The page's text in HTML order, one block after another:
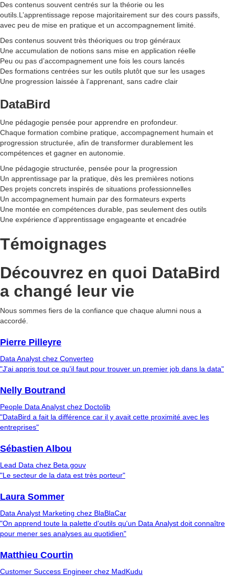
Des contenus souvent centrés sur la théorie ou les
outils.L’apprentissage repose majoritairement sur des cours passifs,
avec peu de mise en pratique et un accompagnement limité.
Des contenus souvent très théoriques ou trop généraux
Une accumulation de notions sans mise en application réelle
Peu ou pas d’accompagnement une fois les cours lancés
Des formations centrées sur les outils plutôt que sur les usages
Une progression laissée à l’apprenant, sans cadre clair
DataBird
Une pédagogie pensée pour apprendre en profondeur.
Chaque formation combine pratique, accompagnement humain et
progression structurée, afin de transformer durablement les
compétences et gagner en autonomie.
Une pédagogie structurée, pensée pour la progression
Un apprentissage par la pratique, dès les premières notions
Des projets concrets inspirés de situations professionnelles
Un accompagnement humain par des formateurs experts
Une montée en compétences durable, pas seulement des outils
Une expérience d’apprentissage engageante et encadrée
Témoignages
Découvrez en quoi DataBird
a changé leur vie
Nous sommes fiers de la confiance que chaque alumni nous a
accordé.
Pierre Pilleyre
Data Analyst chez Converteo
"J'ai appris tout ce qu'il faut pour trouver un premier job dans la data"
Nelly Boutrand
People Data Analyst chez Doctolib
"DataBird a fait la différence car il y avait cette proximité avec les
entreprises"
Sébastien Albou
Lead Data chez Beta.gouv
"Le secteur de la data est très porteur"
Laura Sommer
Data Analyst Marketing chez BlaBlaCar
"On apprend toute la palette d'outils qu'un Data Analyst doit connaître
pour mener ses analyses au quotidien"
Matthieu Courtin
Customer Success Engineer chez MadKudu